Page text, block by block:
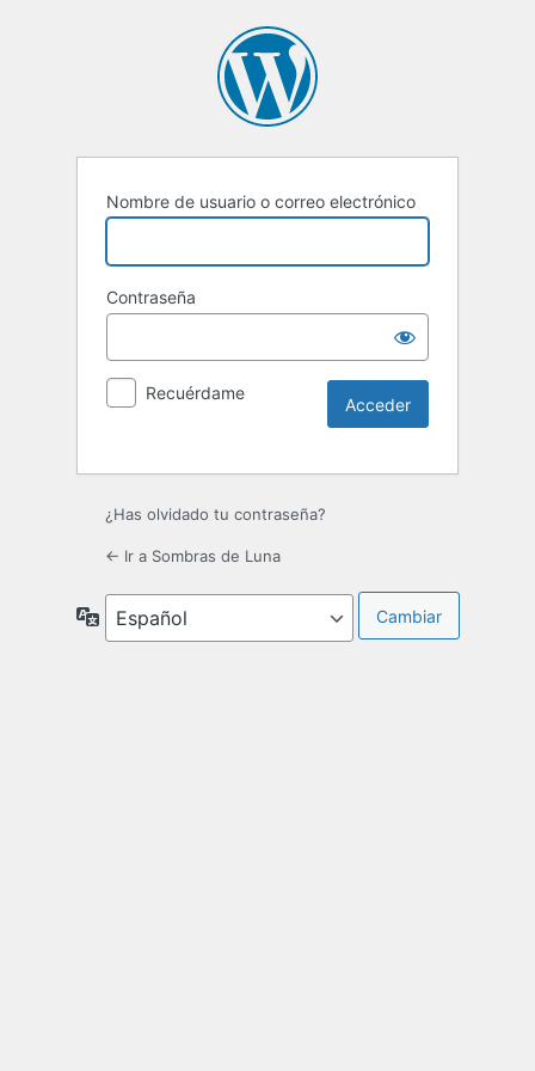
Nombre de usuario o correo electrónico
Contraseña
Recuérdame
¿Has olvidado tu contraseña?
← Ir a Sombras de Luna
Idioma